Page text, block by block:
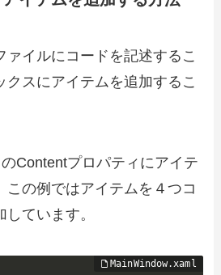
ァイルにコードを記述するこ
クスにアイテムを追加するこ
のContentプロパティにアイテ
この例ではアイテムを４つコ
ています。